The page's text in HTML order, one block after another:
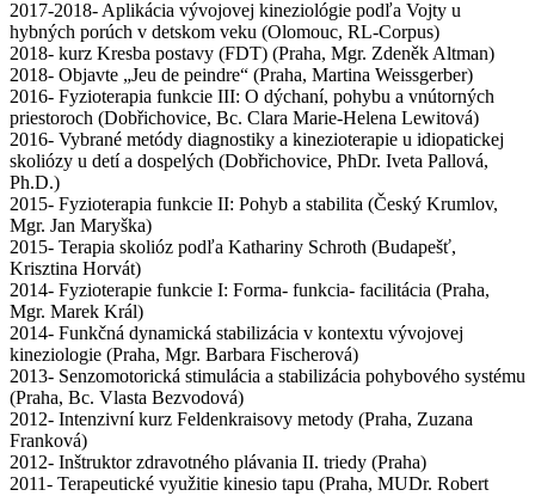
2017-2018- Aplikácia vývojovej kineziológie podľa Vojty u
hybných porúch v detskom veku (Olomouc, RL-Corpus)
2018- kurz Kresba postavy (FDT) (Praha, Mgr. Zdeněk Altman)
2018- Objavte „Jeu de peindre“ (Praha, Martina Weissgerber)
2016- Fyzioterapia funkcie III: O dýchaní, pohybu a vnútorných
priestoroch (Dobřichovice, Bc. Clara Marie-Helena Lewitová)
2016- Vybrané metódy diagnostiky a kinezioterapie u idiopatickej
skoliózy u detí a dospelých (Dobřichovice, PhDr. Iveta Pallová,
Ph.D.)
2015- Fyzioterapia funkcie II: Pohyb a stabilita (Český Krumlov,
Mgr. Jan Maryška)
2015- Terapia skolióz podľa Kathariny Schroth (Budapešť,
Krisztina Horvát)
2014- Fyzioterapie funkcie I: Forma- funkcia- facilitácia (Praha,
Mgr. Marek Král)
2014- Funkčná dynamická stabilizácia v kontextu vývojovej
kineziologie (Praha, Mgr. Barbara Fischerová)
2013- Senzomotorická stimulácia a stabilizácia pohybového systému
(Praha, Bc. Vlasta Bezvodová)
2012- Intenzivní kurz Feldenkraisovy metody (Praha, Zuzana
Franková)
2012- Inštruktor zdravotného plávania II. triedy (Praha)
2011- Terapeutické využitie kinesio tapu (Praha, MUDr. Robert